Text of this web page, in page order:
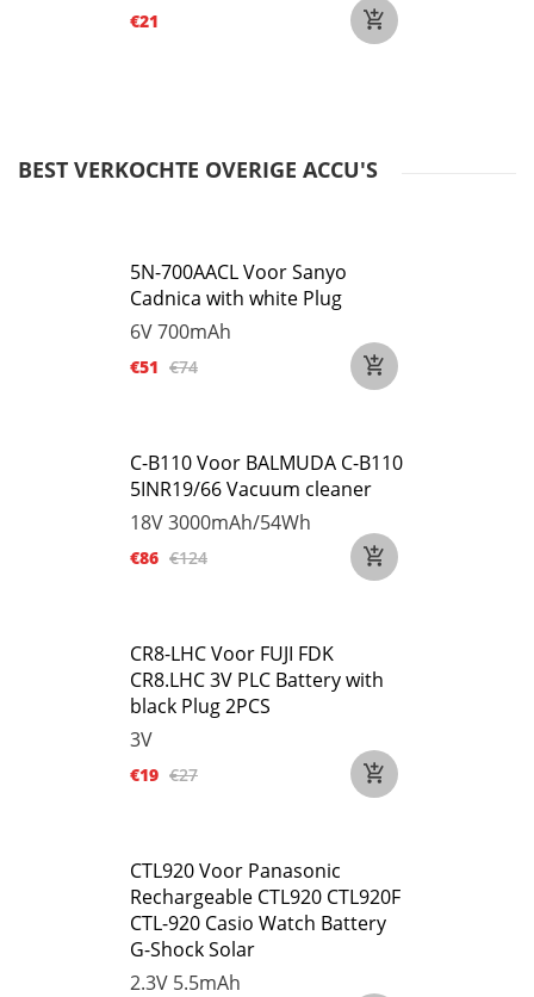
€21
BEST VERKOCHTE OVERIGE ACCU'S
5N-700AACL Voor Sanyo
Cadnica with white Plug
6V700mAh
€51 €74
C-B110 Voor BALMUDA C-B110
5INR19/66 Vacuum cleaner
18V3000mAh/54Wh
€86 €124
CR8-LHC Voor FUJI FDK
CR8.LHC 3V PLC Battery with
black Plug 2PCS
3V
€19 €27
CTL920 Voor Panasonic
Rechargeable CTL920 CTL920F
CTL-920 Casio Watch Battery
G-Shock Solar
2.3V 5.5mAh